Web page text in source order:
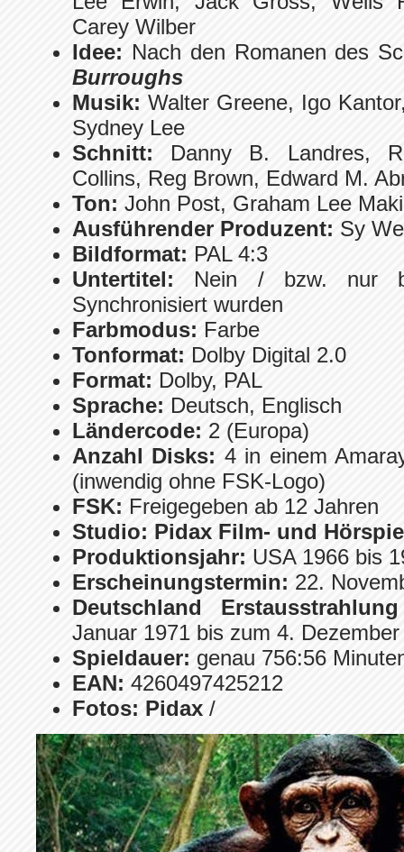
Carey Wilber
Idee: Nach den Romanen des
Burroughs
Musik: Walter Greene, Igo
Sydney Lee
Schnitt: Danny B. Landres,
Collins, Reg Brown, Edward M.
Ton: John Post, Graham Lee
Ausführender Produzent: Sy
Bildformat: PAL 4:3
Untertitel: Nein / bzw. nur
Synchronisiert wurden
Farbmodus: Farbe
Tonformat: Dolby Digital 2.0
Format: Dolby, PAL
Sprache: Deutsch, Englisch
Ländercode: 2 (Europa)
Anzahl Disks: 4 in einem
(inwendig ohne FSK-Logo)
FSK: Freigegeben ab 12 Jahren
Studio: Pidax Film- und
Produktionsjahr: USA 1966 bis
Erscheinungstermin: 22.
Deutschland
Januar 1971 bis zum 4.
Spieldauer: genau 756:56
EAN: 4260497425212
Fotos: Pidax /